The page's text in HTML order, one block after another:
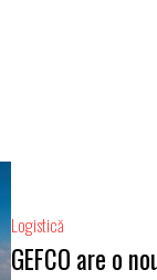
Logistică
GEFCO are o